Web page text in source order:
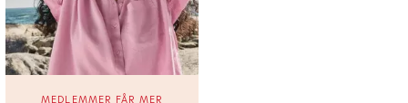
MEDLEMMER FÅR MER